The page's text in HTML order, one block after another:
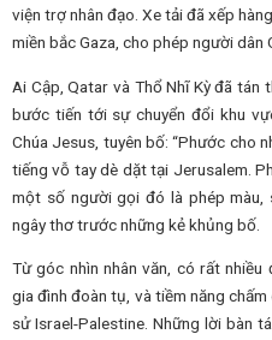
viện trợ nhân đạo. Xe tải đã xếp
miền bắc Gaza, cho phép người dân
Ai Cập, Qatar và Thổ Nhĩ Kỳ đã tán
bước tiến tới sự chuyển đổi khu
Chúa Jesus, tuyên bố: “Phước cho
tiếng vỗ tay dè dặt tại Jerusalem.
một số người gọi đó là phép
ngây thơ trước những kẻ khủng bố.
Từ góc nhìn nhân văn, có rất nhiều
gia đình đoàn tụ, và tiềm năng
sử Israel-Palestine. Những lời bàn